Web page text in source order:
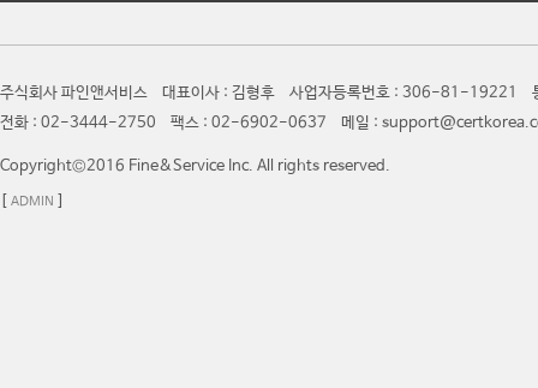
주식회사 파인앤서비스 대표이사 : 김형후 사업자등록번호 : 306-81-19221
전화 : 02-3444-2750 팩스 : 02-6902-0637 메일 :
Copyright©2016 Fine&Service Inc. All rights reserved.
ADMIN